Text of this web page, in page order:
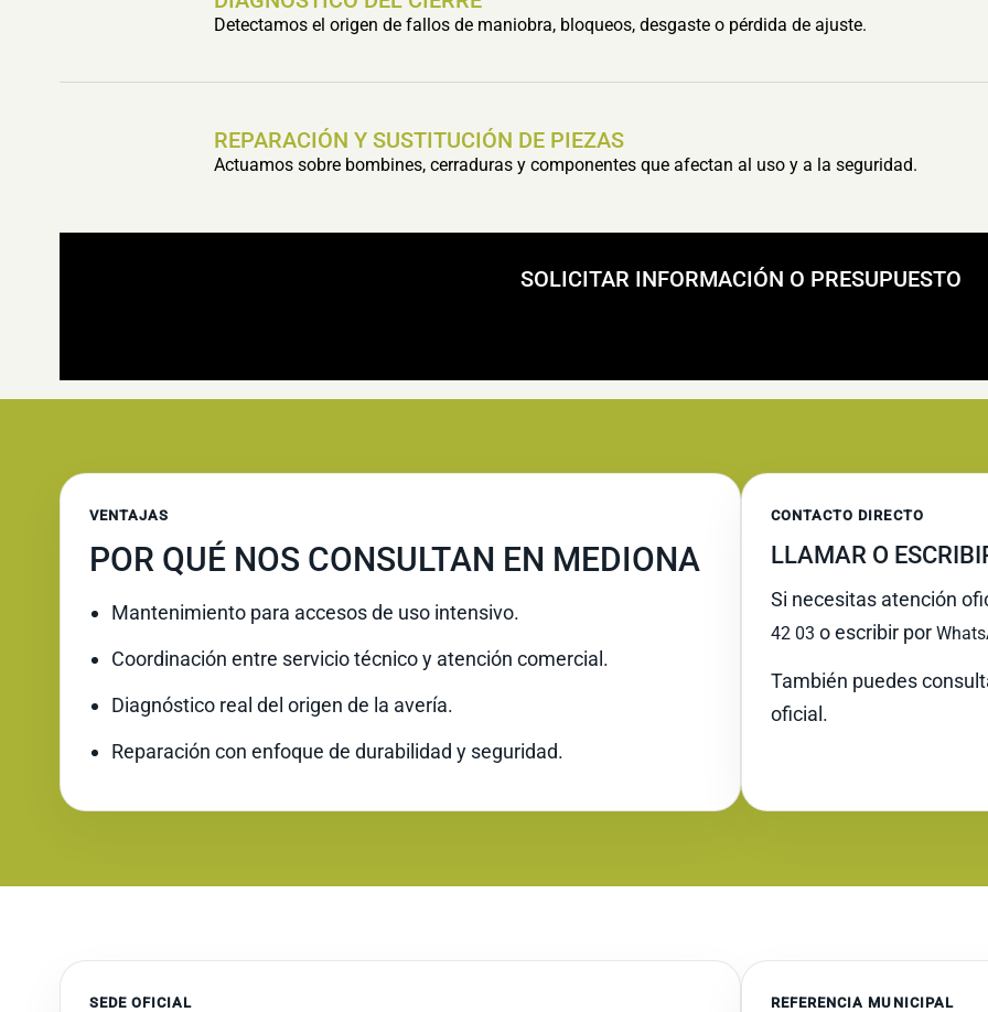
Detectamos el origen de fallos de maniobra, bloqueos, desgaste o pérdida de ajuste.
REPARACIÓN Y SUSTITUCIÓN DE PIEZAS
Actuamos sobre bombines, cerraduras y componentes que afectan al uso y a la seguridad.
SOLICITAR INFORMACIÓN O PRESUPUESTO
VENTAJAS
POR QUÉ NOS CONSULTAN EN MEDIONA
Mantenimiento para accesos de uso intensivo.
Coordinación entre servicio técnico y atención comercial.
Diagnóstico real del origen de la avería.
Reparación con enfoque de durabilidad y seguridad.
CONTACTO DIRECTO
LLAMAR O
Si necesitas atención
42 03 o escribir por
También puedes
oficial.
SEDE OFICIAL REFERENCIA MUNICIPAL